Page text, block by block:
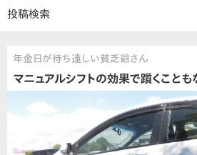
投稿検索
年金日が待ち遠しい貧乏爺さん
マニュアルシフトの効果で躓くことも